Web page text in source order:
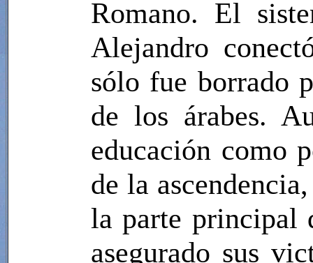
Romano. El
Alejandro
sólo fue borrado
de los árabes.
educación como
de la
la parte principal
asegurado sus